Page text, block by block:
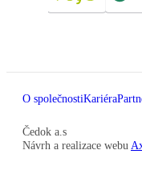
O společnostiKariéra
Čedok a.s
Návrh a realizace webu